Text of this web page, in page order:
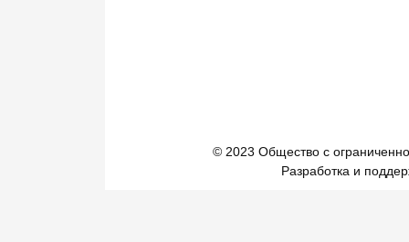
© 2023 Общество с
Разработка и